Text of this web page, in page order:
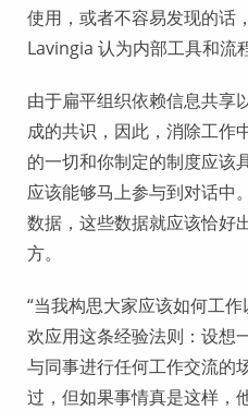
使用，或者不容易发现的话
Lavingia 认为内部工具和流
由于扁平组织依赖信息共享
成的共识，因此，消除工作
的一切和你制定的制度应该
应该能够马上参与到对话中
数据，这些数据就应该恰好
方。
“当我构思大家应该如何工
欢应用这条经验法则：设想
与同事进行任何工作交流的
过，但如果事情真是这样，